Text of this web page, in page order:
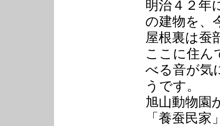
明治４２年
の建物を、
屋根裏は蚕
ここに住ん
べる音が気
うです。
旭山動物園
「養蚕民